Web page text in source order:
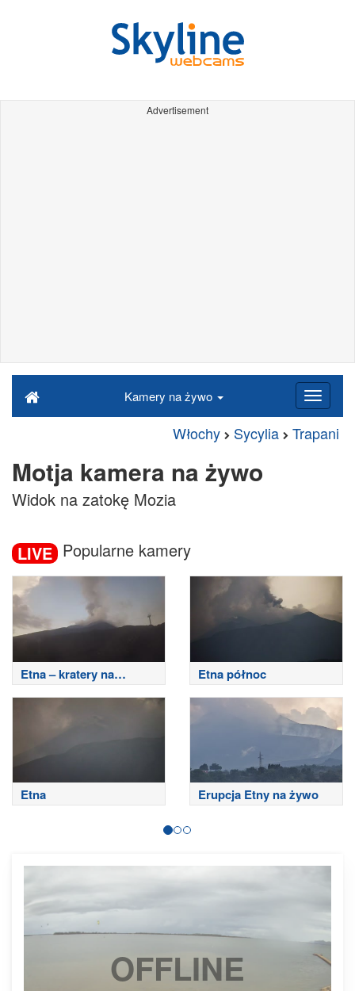
Advertisement
Kamery na żywo
Włochy Sycylia Trapani
Motja kamera na żywo
Widok na zatokę Mozia
LIVE Popularne kamery
Etna – kratery na
szczycie
Etna północ
Etna Erupcja Etny na żywo
OFFLINE